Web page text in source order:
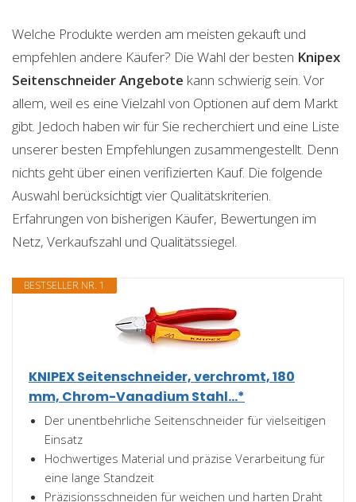
Welche Produkte werden am meisten gekauft und
empfehlen andere Käufer? Die Wahl der besten Knipex
SeitenschneiderAngebote kann schwierig sein. Vor
allem, weil es eine Vielzahl von Optionen auf dem Markt
gibt. Jedoch haben wir für Sie recherchiert und eine Liste
unserer besten Empfehlungen zusammengestellt. Denn
nichts geht über einen verifizierten Kauf. Die folgende
Auswahl berücksichtigt vier Qualitätskriterien.
Erfahrungen von bisherigen Käufer, Bewertungen im
Netz, Verkaufszahl und Qualitätssiegel.
BESTSELLER NR. 1
KNIPEX Seitenschneider, verchromt, 180
mm, Chrom-Vanadium Stahl...*
Der unentbehrliche Seitenschneider für vielseitigen
Einsatz
Hochwertiges Material und präzise Verarbeitung für
eine lange Standzeit
Präzisionsschneiden für weichen und harten Draht